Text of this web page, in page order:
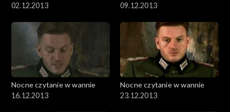
02.12.2013
09.12.2013
Nocne czytanie w wannie
16.12.2013
Nocne czytanie w wannie
23.12.2013